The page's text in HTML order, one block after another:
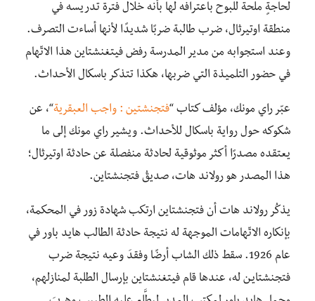
لحاجةٍ ملحة للبوح باعترافه لها بأنَّه خلال فترة تدريسه في
منطقة اوتيرثال، ضرب طالبة ضربًا شديدًا لأنها أساءت التصرف.
وعند استجوابه من مدير المدرسة رفض فيتغنشتاين هذا الاتّهام
في حضور التلميذة التي ضربها، هكذا تتذكر باسكال الأحداث.
عبّر راي مونك، مؤلف كتاب “فتجنشتين : واجب العبقرية“، عن
شكوكه حول رواية باسكال للأحداث. ويشير راي مونك إلى ما
يعتقده مصدرًا أكثر موثوقية لحادثة منفصلة عن حادثة اوتيرثال؛
هذا المصدر هو رولاند هات، صديقُ فتجنشتاين.
يذكُر رولاند هات أن فتجنشتاين ارتكب شهادة زور في المحكمة،
بإنكاره الاتّهامات الموجهة له نتيجة حادثة الطالب هايد باور في
عام 1926. سقط ذلك الشاب أرضًا وفقدَ وعيه نتيجة ضرب
فتجنشتايـن له، عندها قام فيتغنشتاين بإرسال الطلبة لمنازلهم،